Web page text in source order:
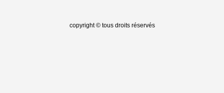
copyright © tous droits réservés